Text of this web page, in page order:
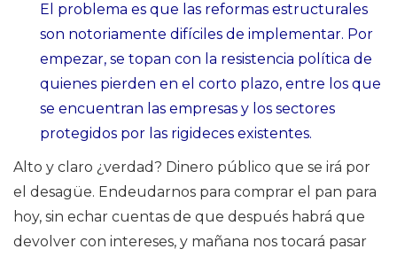
El problema es que las reformas estructurales
son notoriamente difíciles de implementar. Por
empezar, se topan con la resistencia política de
quienes pierden en el corto plazo, entre los que
se encuentran las empresas y los sectores
protegidos por las rigideces existentes.
Alto y claro ¿verdad? Dinero público que se irá por
el desagüe. Endeudarnos para comprar el pan para
hoy, sin echar cuentas de que después habrá que
devolver con intereses, y mañana nos tocará pasar